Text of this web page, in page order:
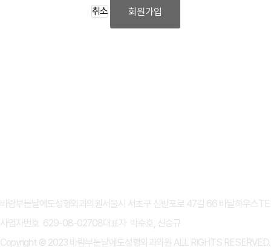
취소 회원가입
바람부는날에도성형외과의원서울시 서초구 신반포로 47길 66 바날하우스
사업자번호 629-08-02708대표자 박수호, 신승규
Copyright © 2023 바람부는날에도성형외과의원 ALL RIGHTS RESERVED.